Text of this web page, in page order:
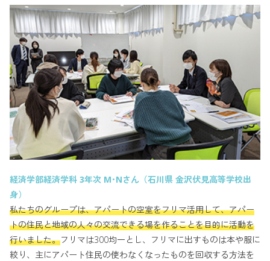
経済学部経済学科 3年次 M･Nさん（石川県 金沢伏見高等学校出
身）
私たちのグループは、アパートの空室をフリマ活用して、アパー
トの住民と地域の人々の交流できる場を作ることを目的に活動を
行いました。フリマは300均一とし、フリマに出すものは本や服に
絞り、主にアパート住民の使わなくなったものを回収する方法を